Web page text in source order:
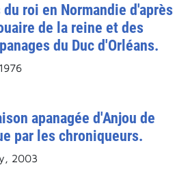
roi en Normandie d'après
de la reine et des
du Duc d'Orléans.
apanagée d'Anjou de
par les chroniqueurs.
2003